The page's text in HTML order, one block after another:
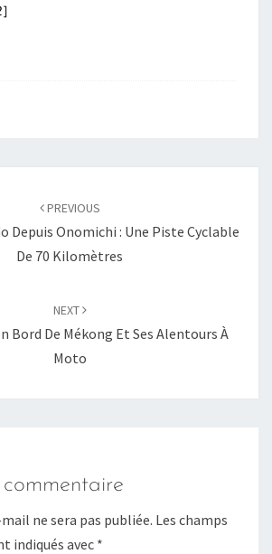
PREVIOUS
Depuis Onomichi : Une Piste Cyclable
De 70 Kilomètres
NEXT
Bord De Mékong Et Ses Alentours À
Moto
ne sera pas publiée. Les champs
indiqués avec *